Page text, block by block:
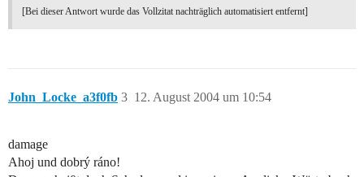
[Bei dieser Antwort wurde das Vollzitat nachträglich automatisiert entfernt]
John_Locke_a3f0fb 12. August 2004 um 10:54
3
damage
Ahoj und dobrý ráno!